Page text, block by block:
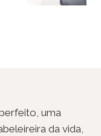
uma
da vida,